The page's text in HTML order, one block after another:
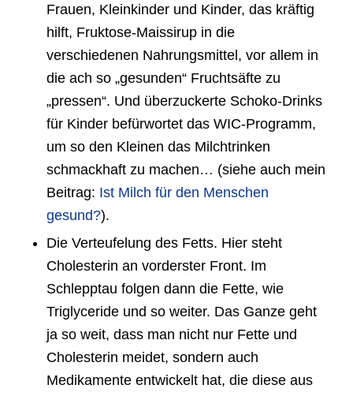
Frauen, Kleinkinder und Kinder, das kräftig
hilft, Fruktose-Maissirup in die
verschiedenen Nahrungsmittel, vor allem in
die ach so „gesunden“ Fruchtsäfte zu
„pressen“. Und überzuckerte Schoko-Drinks
für Kinder befürwortet das WIC-Programm,
um so den Kleinen das Milchtrinken
schmackhaft zu machen… (siehe auch mein
Beitrag: Ist Milch für den Menschen
gesund?).
Die Verteufelung des Fetts. Hier steht
Cholesterin an vorderster Front. Im
Schlepptau folgen dann die Fette, wie
Triglyceride und so weiter. Das Ganze geht
ja so weit, dass man nicht nur Fette und
Cholesterin meidet, sondern auch
Medikamente entwickelt hat, die diese aus